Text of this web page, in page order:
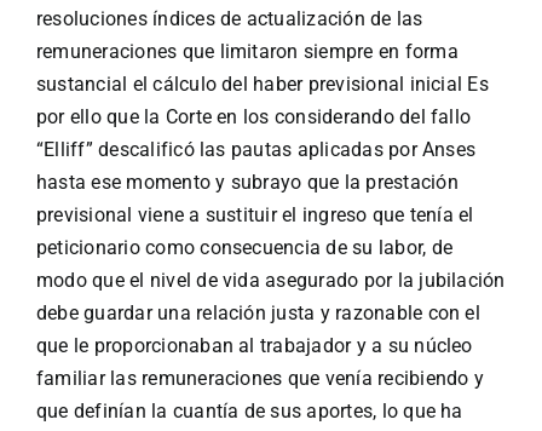
resoluciones índices de actualización de las
remuneraciones que limitaron siempre en forma
sustancial el cálculo del haber previsional inicial Es
por ello que la Corte en los considerando del fallo
“Elliff” descalificó las pautas aplicadas por Anses
hasta ese momento y subrayo que la prestación
previsional viene a sustituir el ingreso que tenía el
peticionario como consecuencia de su labor, de
modo que el nivel de vida asegurado por la jubilación
debe guardar una relación justa y razonable con el
que le proporcionaban al trabajador y a su núcleo
familiar las remuneraciones que venía recibiendo y
que definían la cuantía de sus aportes, lo que ha